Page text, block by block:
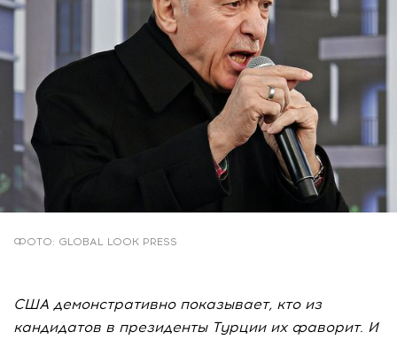
ФОТО: GLOBAL LOOK PRESS
США демонстративно показывает, кто из
кандидатов в президенты Турции их фаворит. И